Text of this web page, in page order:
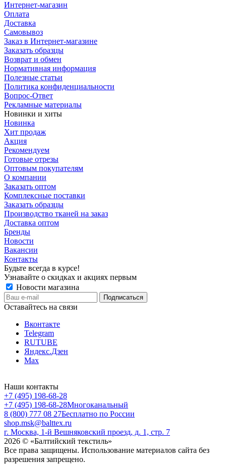
Интернет-магазин
Оплата
Доставка
Самовывоз
Заказ в Интернет-магазине
Заказать образцы
Возврат и обмен
Нормативная информация
Полезные статьи
Политика конфиденциальности
Вопрос-Ответ
Рекламные материалы
Новинки и хиты
Новинка
Хит продаж
Акция
Рекомендуем
Готовые отрезы
Оптовым покупателям
О компании
Заказать оптом
Комплексные поставки
Заказать образцы
Производство тканей на заказ
Доставка оптом
Бренды
Новости
Вакансии
Контакты
Будьте всегда в курсе!
Узнавайте о скидках и акциях первым
Новости магазина
Оставайтесь на связи
Вконтакте
Telegram
RUTUBE
Яндекс.Дзен
Max
Наши контакты
+7 (495) 198-68-28
+7 (495) 198-68-28Многоканальный
8 (800) 777 08 27Бесплатно по России
shop.msk@balttex.ru
г. Москва, 1-й Вешняковский проезд, д. 1, стр. 7
2026 © «Балтийский текстиль»
Все права защищены. Использование материалов сайта без
разрешения запрещено.